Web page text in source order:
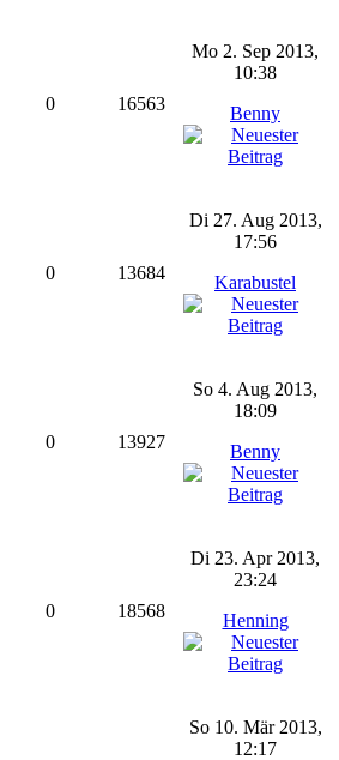
0 16563
Mo 2. Sep 2013,
10:38
Benny
0 13684
Di 27. Aug 2013,
17:56
Karabustel
0 13927
So 4. Aug 2013,
18:09
Benny
0 18568
Di 23. Apr 2013,
23:24
Henning
So 10. Mär 2013,
12:17